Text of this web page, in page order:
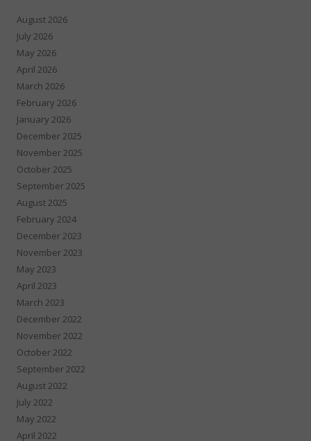
August 2026
July 2026
May 2026
April 2026
March 2026
February 2026
January 2026
December 2025
November 2025
October 2025
September 2025
August 2025
February 2024
December 2023
November 2023
May 2023
April 2023
March 2023
December 2022
November 2022
October 2022
September 2022
August 2022
July 2022
May 2022
April 2022